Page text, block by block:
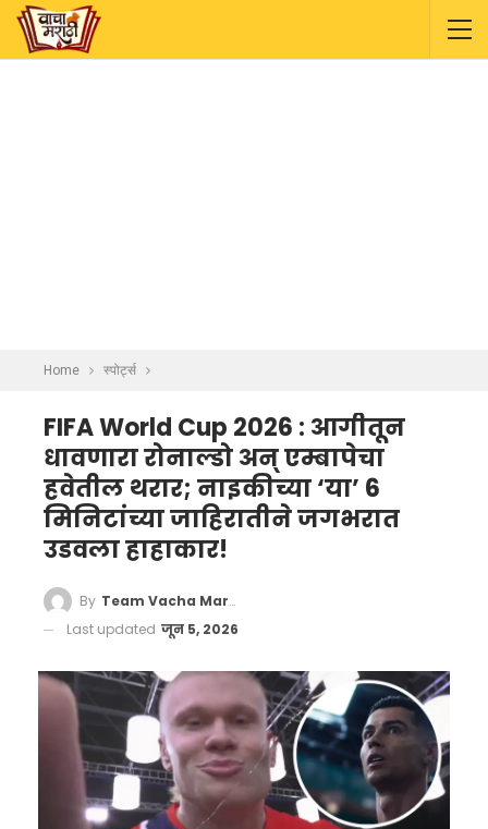
Home स्पोर्ट्स
FIFA World Cup 2026 : आगीतून
धावणारा रोनाल्डो अन् एम्बापेचा
हवेतील थरार; नाइकीच्या ‘या’ 6
मिनिटांच्या जाहिरातीने जगभरात
उडवला हाहाकार!
By Team Vacha Marathi
Last updated जून 5, 2026